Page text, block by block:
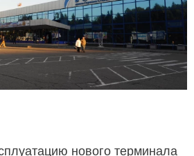
нового терминала